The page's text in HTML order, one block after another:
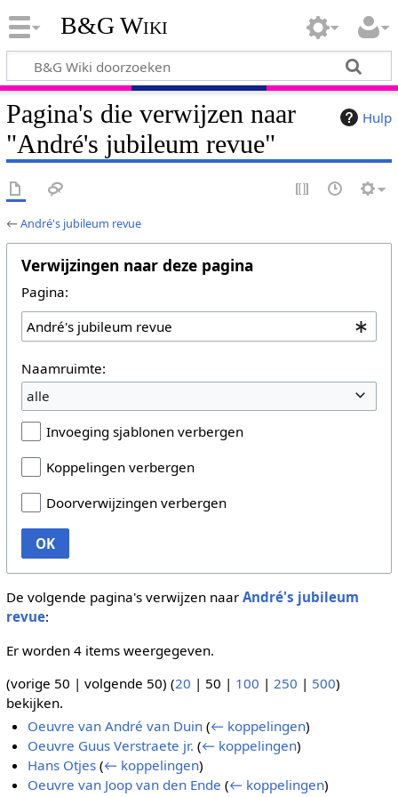
B&G Wiki
Hulp
Pagina's die verwijzen naar
"André's jubileum revue"
←André's jubileum revue
Verwijzingen naar deze pagina
Pagina:
Naamruimte:
alle
Invoeging sjablonen verbergen
Koppelingen verbergen
Doorverwijzingen verbergen
OK
De volgende pagina's verwijzen naar André's jubileum
revue:
Er worden 4 items weergegeven.
(vorige 50 | volgende 50) (20 | 50 | 100 | 250 | 500)
bekijken.
Oeuvre van André van Duin (← koppelingen)
Oeuvre Guus Verstraete jr. (← koppelingen)
Hans Otjes (← koppelingen)
Oeuvre van Joop van den Ende (← koppelingen)